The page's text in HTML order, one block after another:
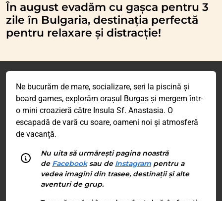
În august evadăm cu gașca pentru 3
zile în Bulgaria, destinația perfectă
pentru relaxare și distracție!
Ne bucurăm de mare, socializare, seri la piscină și
board games, explorăm orașul Burgas și mergem într-
o mini croazieră către Insula Sf. Anastasia. O
escapadă de vară cu soare, oameni noi și atmosferă
de vacanță.
Nu uita să urmărești pagina noastră
de Facebooksau de Instagram pentru a
vedea imagini din trasee, destinații și alte
aventuri de grup.